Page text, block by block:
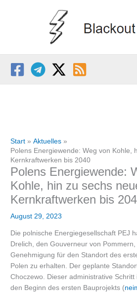
Start
Aktuelles
Polens Energiewende: Weg von Kohle,
Kernkraftwerken bis 2040
Polens Energiewende:
Kohle, hin zu sechs
Kernkraftwerken bis
August 29, 2023
Die polnische Energiegesellschaft PEJ
Drelich, den Gouverneur von
Genehmigung für den Standort des
Polen zu erhalten. Der geplante
Choczewo. Dieser administrative
den Beginn des ersten Bauprojekts (